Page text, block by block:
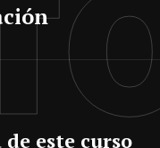
este curso